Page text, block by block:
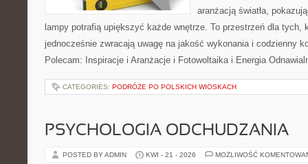
aranżacją światła,
lampy potrafią upiększyć każde wnętrze. To przestrzeń dla tych,
jednocześnie zwracają uwagę na jakość wykonania i codzienny
Polecam: Inspiracje i Aranżacje i Fotowoltaika i Energia
CATEGORIES: PODRÓŻE PO POLSKICH WIOSKACH
PSYCHOLOGIA ODCHUDZANIA
POSTED BY ADMIN KWI - 21 - 2026 MOŻLIWOŚĆ